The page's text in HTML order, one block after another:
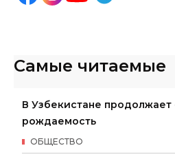
Самые читаемые
В Узбекистане продолжает
рождаемость
ОБЩЕСТВО